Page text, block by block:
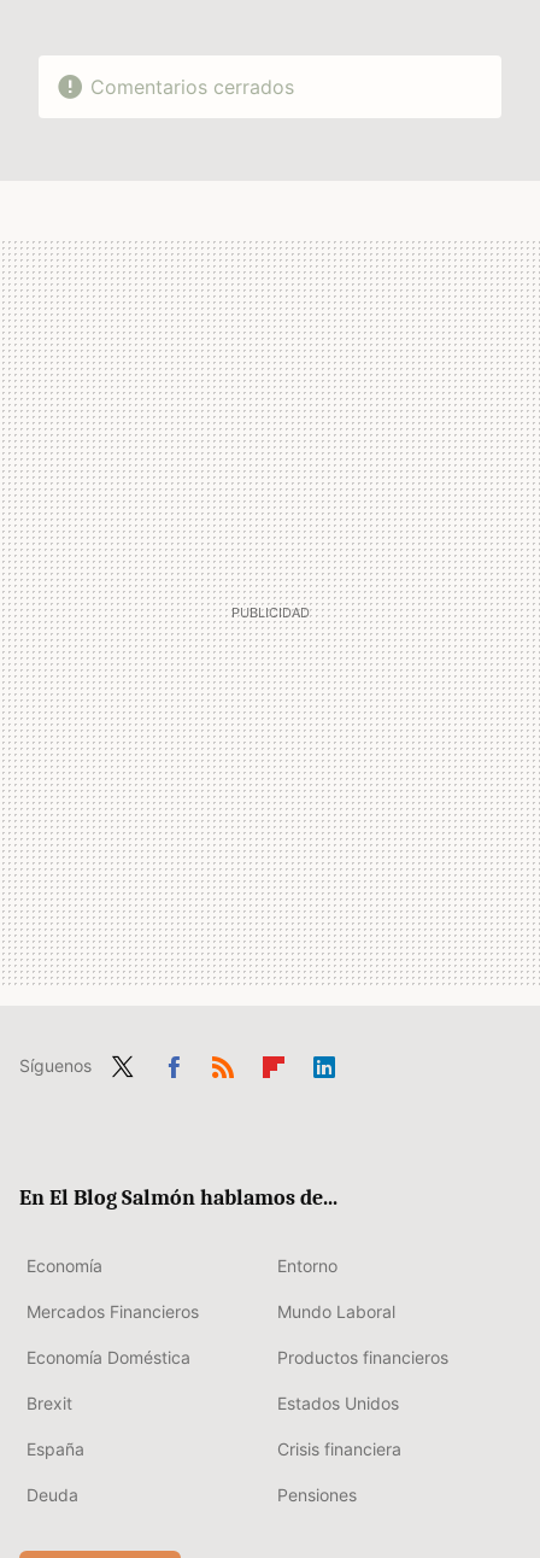
Comentarios cerrados
Síguenos
En El Blog Salmón hablamos de...
Economía Entorno
Mercados Financieros Mundo Laboral
Economía Doméstica Productos financieros
Brexit Estados Unidos
España Crisis financiera
Deuda Pensiones